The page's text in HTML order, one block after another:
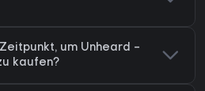
um Unheard -
kaufen?